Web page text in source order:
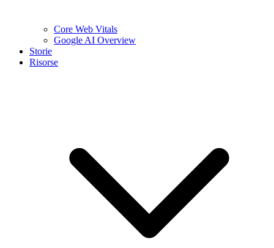
Core Web Vitals
Google AI Overview
Storie
Risorse